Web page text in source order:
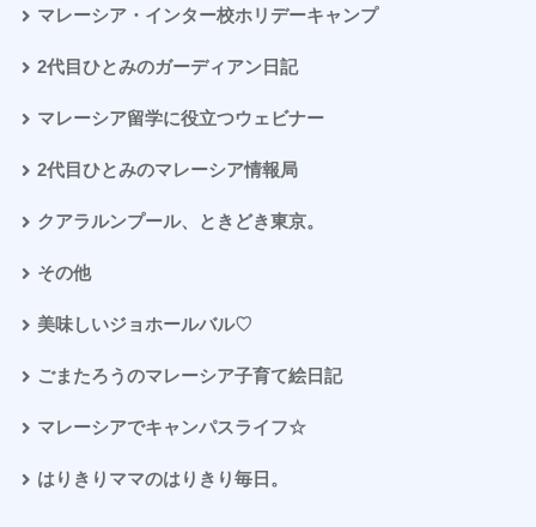
マレーシア・インター校ホリデーキャンプ
2代目ひとみのガーディアン日記
マレーシア留学に役立つウェビナー
2代目ひとみのマレーシア情報局
クアラルンプール、ときどき東京。
その他
美味しいジョホールバル♡
ごまたろうのマレーシア子育て絵日記
マレーシアでキャンパスライフ☆
はりきりママのはりきり毎日。